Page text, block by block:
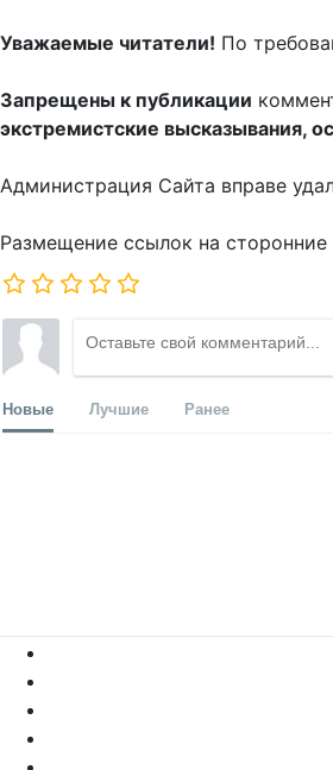
Уважаемые читатели! По
Запрещены к публикации
экстремистские высказывания,
Администрация Сайта вправе
Размещение ссылок на сторонние
Новые Лучшие Ранее